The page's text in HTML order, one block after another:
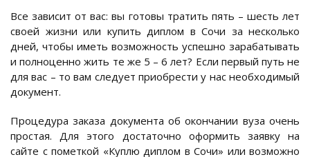
Все зависит от вас: вы готовы тратить пять – шесть лет
своей жизни или купить диплом в Сочи за несколько
дней, чтобы иметь возможность успешно зарабатывать
и полноценно жить те же 5 – 6 лет? Если первый путь не
для вас – то вам следует приобрести у нас необходимый
документ.
Процедура заказа документа об окончании вуза очень
простая. Для этого достаточно оформить заявку на
сайте с пометкой «Куплю диплом в Сочи» или возможно